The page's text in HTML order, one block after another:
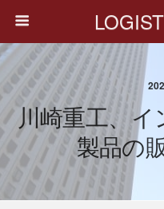
川崎重工、
製品の